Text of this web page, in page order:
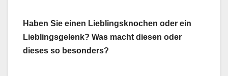
Haben Sie einen Lieblingsknochen oder ein
Lieblings­ge­lenk? Was macht diesen oder
dieses so beson­ders?